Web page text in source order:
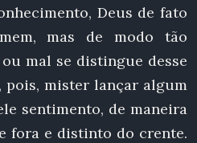
Deus de fato
mas de modo tão
mal se distingue desse
pois, mister lançar algum
sentimento, de maneira
fora e distinto do crente.